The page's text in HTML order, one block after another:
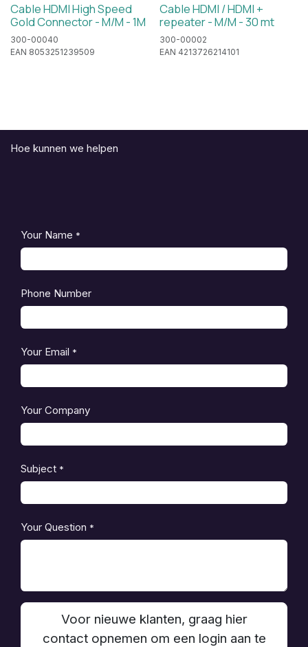
Cable HDMI High Speed
Gold Connector - M/M - 1M
300-00040
EAN 8053251239509
Cable HDMI / HDMI +
repeater - M/M - 30 mt
300-00002
EAN 4213726214101
Hoe kunnen we helpen
Your Name *
Phone Number
Your Email *
Your Company
Subject *
Your Question *
Voor nieuwe klanten, graag hier
contact opnemen om een login aan te